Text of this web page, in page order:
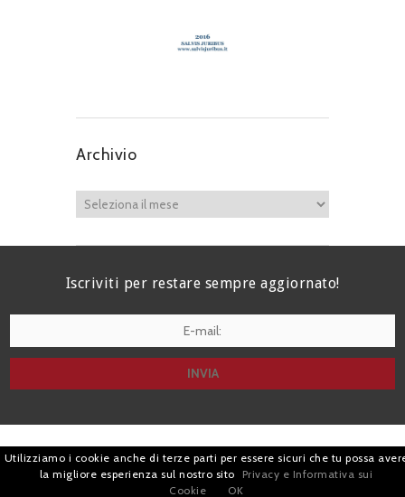
Archivio
Iscriviti per restare sempre aggiornato!
| Avv. Giacomo Romano |
Piazza di Campitelli, 2 - 00186 Roma | P.I.
Utilizziamo i cookie anche di terze parti per essere sicuri che tu possa
la migliore esperienza sul nostro sito
Privacy e Informativa sui
Cookie
OK